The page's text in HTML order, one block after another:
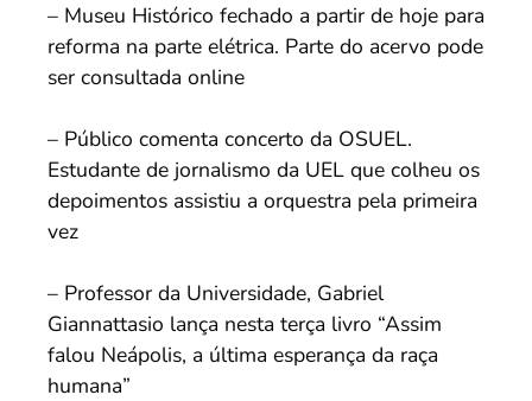
– Museu Histórico fechado a partir de hoje para
reforma na parte elétrica. Parte do acervo pode
ser consultada online
– Público comenta concerto da OSUEL.
Estudante de jornalismo da UEL que colheu os
depoimentos assistiu a orquestra pela primeira
vez
– Professor da Universidade, Gabriel
Giannattasio lança nesta terça livro “Assim
falou Neápolis, a última esperança da raça
humana”